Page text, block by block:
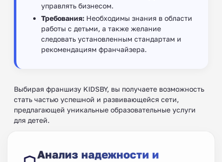
управлять бизнесом.
Требования: Необходимы знания в области
работы с детьми, а также желание
следовать установленным стандартам и
рекомендациям франчайзера.
Выбирая франшизу KIDSBY, вы получаете возможность
стать частью успешной и развивающейся сети,
предлагающей уникальные образовательные услуги
для детей.
Анализ надежности и